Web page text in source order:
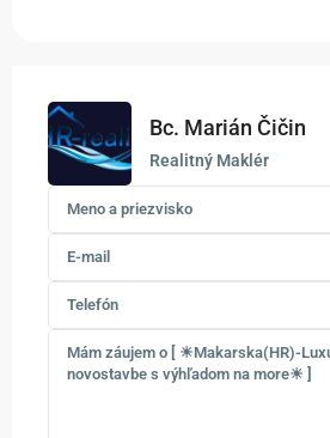
Bc. Marián Čičin
Realitný Maklér